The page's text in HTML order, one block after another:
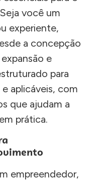
você um
experiente,
a concepção
e
para
aplicáveis, com
que ajudam a
prática.
empreendedor,